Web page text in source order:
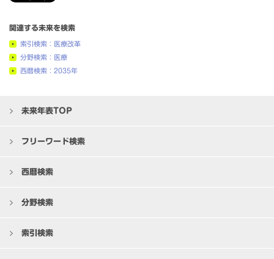
関連する未来を検索
索引検索：医療改革
分野検索：医療
西暦検索：2035年
未来年表TOP
フリーワード検索
西暦検索
分野検索
索引検索